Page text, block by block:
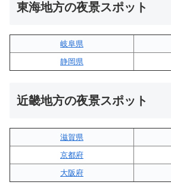
東海地方の夜景スポット
岐阜県
静岡県
近畿地方の夜景スポット
滋賀県
京都府
大阪府